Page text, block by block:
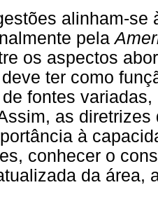
alinham-se
pela
os aspectos
ter como
fontes
as
à
conhecer o
da área,